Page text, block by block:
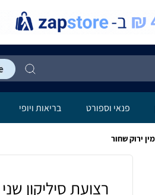
פנאי וספורט בריאות ויופי